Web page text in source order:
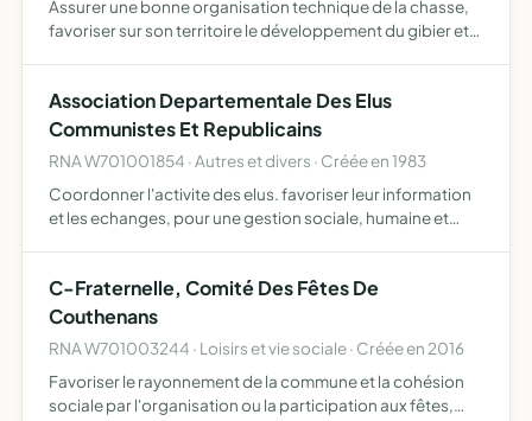
Assurer une bonne organisation technique de la chasse,
favoriser sur son territoire le développement du gibier et
cynégétiqu…
Association Departementale Des Elus
Communistes Et Republicains
RNA W701001854 · Autres et divers · Créée en 1983
Coordonner l'activite des elus. favoriser leur information
et les echanges, pour une gestion sociale, humaine et
C-Fraternelle, Comité Des Fêtes De
Couthenans
RNA W701003244 · Loisirs et vie sociale · Créée en 2016
Favoriser le rayonnement de la commune et la cohésion
sociale par l'organisation ou la participation aux fêtes,